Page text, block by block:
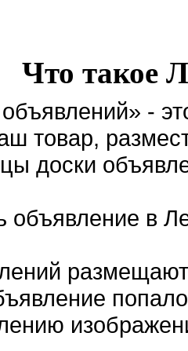
Что такое
-
товар,
доски
объявление в